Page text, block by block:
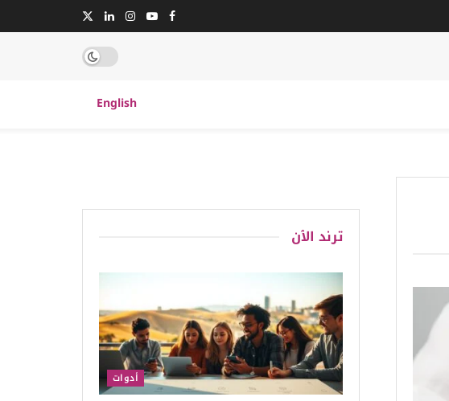
English
ترند الٱن
أدوات